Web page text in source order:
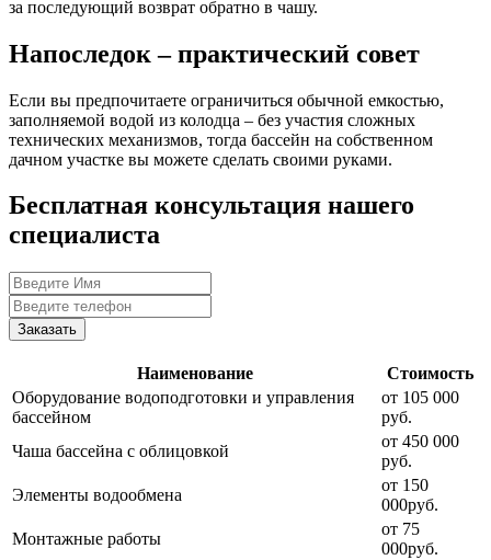
за последующий возврат обратно в чашу.
Напоследок – практический совет
Если вы предпочитаете ограничиться обычной емкостью,
заполняемой водой из колодца – без участия сложных
технических механизмов, тогда бассейн на собственном
дачном участке вы можете сделать своими руками.
Бесплатная консультация нашего
специалиста
Заказать
Наименование
Стоимость
Оборудование водоподготовки и управления
бассейном
от 105 000
руб.
Чаша бассейна с облицовкой
от 450 000
руб.
Элементы водообмена
от 150
000руб.
Монтажные работы
от 75
000руб.